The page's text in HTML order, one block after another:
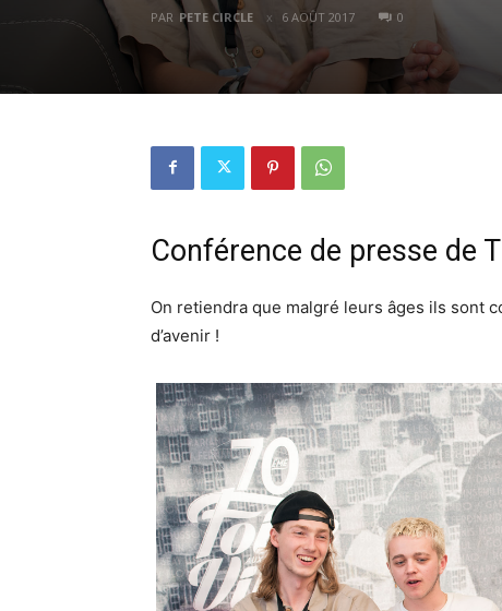
PAR PETE CIRCLE 6 AOÛT 2017 0
Conférence de presse de
On retiendra que malgré leurs âges ils sont
d’avenir !